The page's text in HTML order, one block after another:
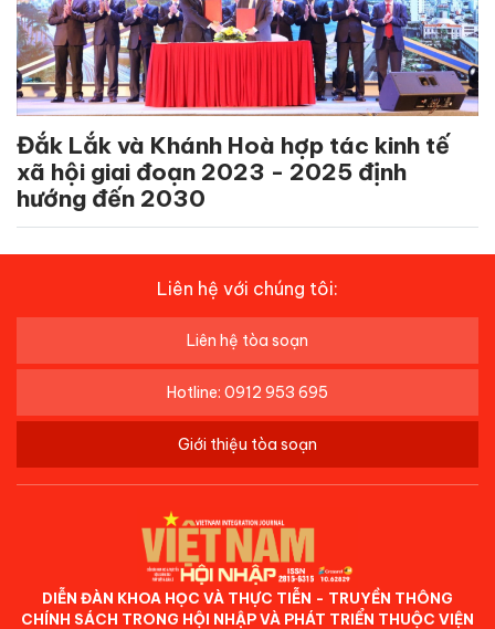
Đắk Lắk và Khánh Hoà hợp tác kinh tế
xã hội giai đoạn 2023 - 2025 định
hướng đến 2030
Liên hệ với chúng tôi:
Liên hệ tòa soạn
Hotline: 0912 953 695
Giới thiệu tòa soạn
DIỄN ĐÀN KHOA HỌC VÀ THỰC TIỄN - TRUYỀN THÔNG
CHÍNH SÁCH TRONG HỘI NHẬP VÀ PHÁT TRIỂN THUỘC VIỆN